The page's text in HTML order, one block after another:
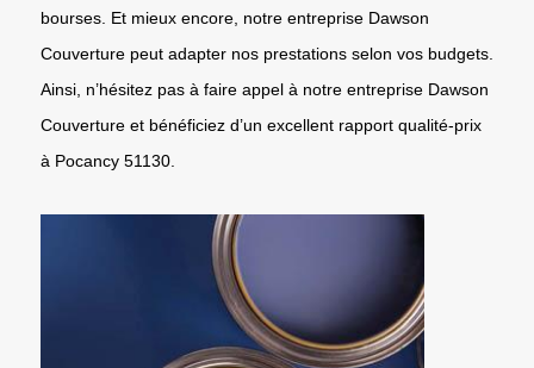
bourses. Et mieux encore, notre entreprise Dawson
Couverture peut adapter nos prestations selon vos budgets.
Ainsi, n’hésitez pas à faire appel à notre entreprise Dawson
Couverture et bénéficiez d’un excellent rapport qualité-prix
à Pocancy 51130.